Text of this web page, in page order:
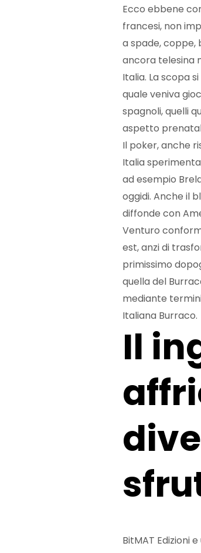
Ecco ebbene
francesi, non
a spade, coppe,
ancora telesina
Italia. La scopa
quale veniva
spagnoli, quelli
aspetto
Il poker, anche
Italia
ad esempio
oggidi. Anche il
diffonde con
Venturo
est, anzi di
primissimo
quella del
mediante
Italiana Burraco.
Il
BitMAT Edizioni